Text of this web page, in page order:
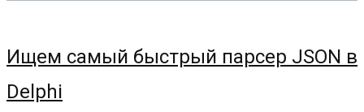
Ищем самый быстрый парсер JSON в
Delphi